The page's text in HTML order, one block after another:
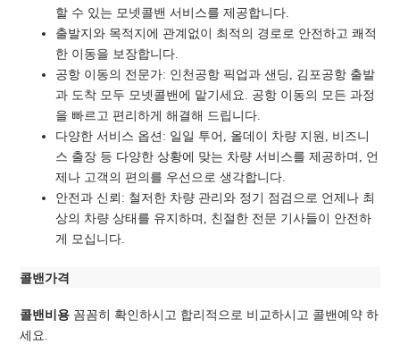
할 수 있는 모넷콜밴 서비스를 제공합니다.
출발지와 목적지에 관계없이 최적의 경로로 안전하고 쾌적
한 이동을 보장합니다.
공항 이동의 전문가: 인천공항 픽업과 샌딩, 김포공항 출발
과 도착 모두 모넷콜밴에 맡기세요. 공항 이동의 모든 과정
을 빠르고 편리하게 해결해 드립니다.
다양한 서비스 옵션: 일일 투어, 올데이 차량 지원, 비즈니
스 출장 등 다양한 상황에 맞는 차량 서비스를 제공하며, 언
제나 고객의 편의를 우선으로 생각합니다.
안전과 신뢰: 철저한 차량 관리와 정기 점검으로 언제나 최
상의 차량 상태를 유지하며, 친절한 전문 기사들이 안전하
게 모십니다.
콜밴가격
콜밴비용 꼼꼼히 확인하시고 합리적으로 비교하시고 콜밴예약 하
세요.